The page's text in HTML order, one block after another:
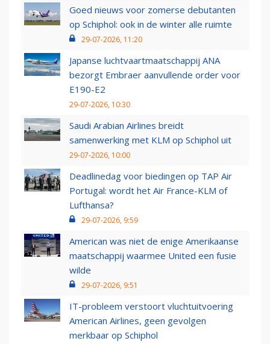
Goed nieuws voor zomerse debutanten
op Schiphol: ook in de winter alle ruimte
29-07-2026, 11:20
Japanse luchtvaartmaatschappij ANA
bezorgt Embraer aanvullende order voor
E190-E2
29-07-2026, 10:30
Saudi Arabian Airlines breidt
samenwerking met KLM op Schiphol uit
29-07-2026, 10:00
Deadlinedag voor biedingen op TAP Air
Portugal: wordt het Air France-KLM of
Lufthansa?
29-07-2026, 9:59
American was niet de enige Amerikaanse
maatschappij waarmee United een fusie
wilde
29-07-2026, 9:51
IT-probleem verstoort vluchtuitvoering
American Airlines, geen gevolgen
merkbaar op Schiphol